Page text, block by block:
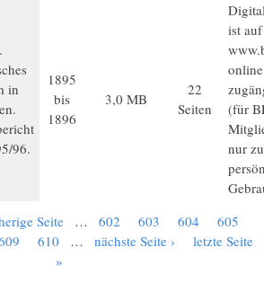
in
96.
1895
bis
1896
3,0 MB
22
Seiten
ist auf
(für
nur
Seite … 602 603 604 605
610 … nächste Seite ›
letzte Seite
»